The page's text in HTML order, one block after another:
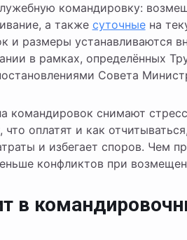
командировку:
а также суточныена
и размеры устанавливаются
в рамках, определённых
Совета
командировок снимают
что оплатят и как
и избегает споров. Чем
конфликтов при
в